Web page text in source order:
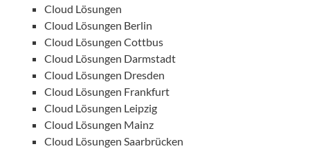
Cloud Lösungen
Cloud Lösungen Berlin
Cloud Lösungen Cottbus
Cloud Lösungen Darmstadt
Cloud Lösungen Dresden
Cloud Lösungen Frankfurt
Cloud Lösungen Leipzig
Cloud Lösungen Mainz
Cloud Lösungen Saarbrücken